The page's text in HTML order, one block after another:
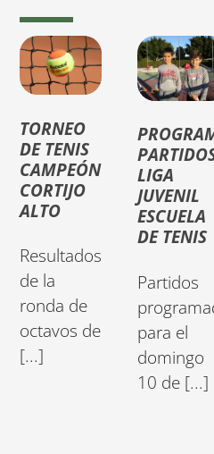
TORNEO
DE TENIS
CAMPEÓN
CORTIJO
ALTO
Resultados
de la
ronda de
octavos de
[...]
LIGA
JUVENIL
ESCUELA
DE TENIS
Partidos
para el
domingo
10 de [...]